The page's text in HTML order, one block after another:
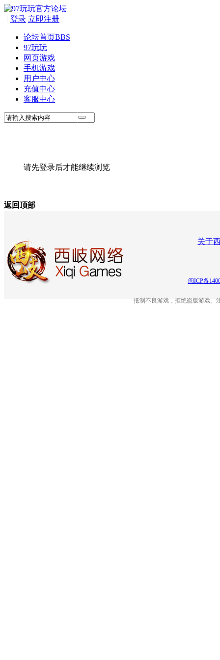
登录
| 立即注册
论坛首页BBS
97玩玩
网页游戏
手机游戏
用户中心
充值中心
客服中心
请先登录后才能继续浏览
返回顶部
关于
闽ICP备
抵制不良游戏，拒绝盗版游戏。